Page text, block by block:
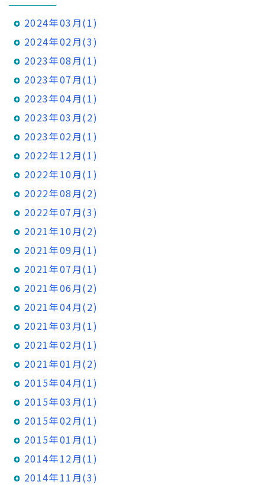
2024年03月(1)
2024年02月(3)
2023年08月(1)
2023年07月(1)
2023年04月(1)
2023年03月(2)
2023年02月(1)
2022年12月(1)
2022年10月(1)
2022年08月(2)
2022年07月(3)
2021年10月(2)
2021年09月(1)
2021年07月(1)
2021年06月(2)
2021年04月(2)
2021年03月(1)
2021年02月(1)
2021年01月(2)
2015年04月(1)
2015年03月(1)
2015年02月(1)
2015年01月(1)
2014年12月(1)
2014年11月(3)